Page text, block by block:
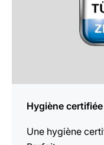
Hygiène
Une hygiène